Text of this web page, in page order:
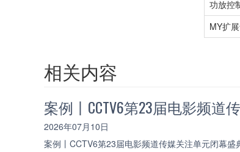
功放控
MY扩
相关内容
案例丨CCTV6第23届电影频
2026年07月10日
案例丨CCTV6第23届电影频道传媒关注单元闭幕